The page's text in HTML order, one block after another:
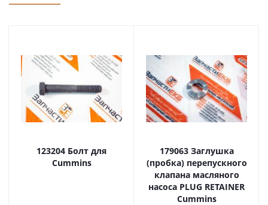
123204 Болт для
Cummins
179063 Заглушка
(пробка) перепускного
клапана масляного
насоса PLUG RETAINER
Cummins